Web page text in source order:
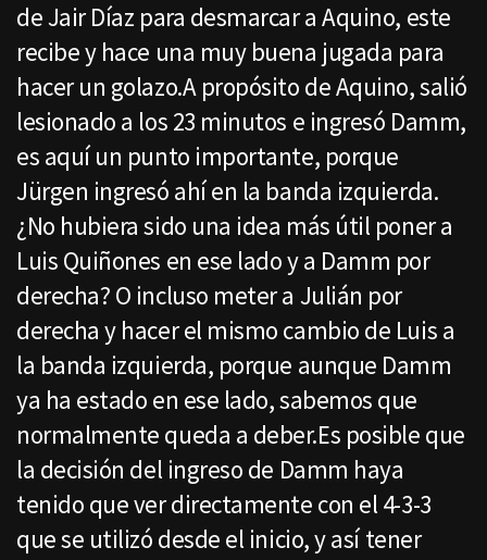
de Jair Díaz para desmarcar a Aquino, este
recibe y hace una muy buena jugada para
hacer un golazo.A propósito de Aquino, salió
lesionado a los 23 minutos e ingresó Damm,
es aquí un punto importante, porque
Jürgen ingresó ahí en la banda izquierda.
¿No hubiera sido una idea más útil poner a
Luis Quiñones en ese lado y a Damm por
derecha? O incluso meter a Julián por
derecha y hacer el mismo cambio de Luis a
la banda izquierda, porque aunque Damm
ya ha estado en ese lado, sabemos que
normalmente queda a deber.Es posible que
la decisión del ingreso de Damm haya
tenido que ver directamente con el 4-3-3
que se utilizó desde el inicio, y así tener